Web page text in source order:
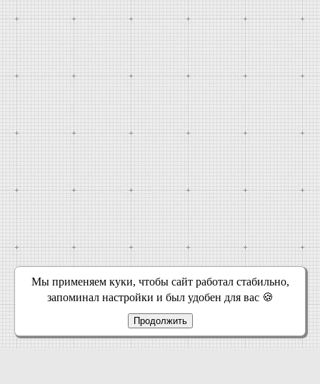
Мы применяем куки, чтобы сайт работал стабильно,
запоминал настройки и был удобен для вас 🍪
Продолжить